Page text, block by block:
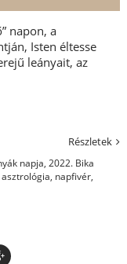
napon, a
Isten éltesse
leányait, az
Részletek
napja, 2022. Bika
, napfivér,